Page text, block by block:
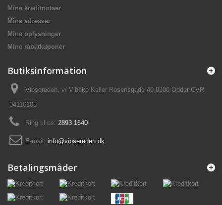
Mine kreditnotaer
Mine adresser
Mine oplysninger
Mine rabatkuponer
Butiksinformation
Vibsereden, v/ Vibeke Keller Rosensgade 49 8300 Odder CVR
34116105
Ring til os: 2893 1640
E-mail: info@vibsereden.dk
Betalingsmåder